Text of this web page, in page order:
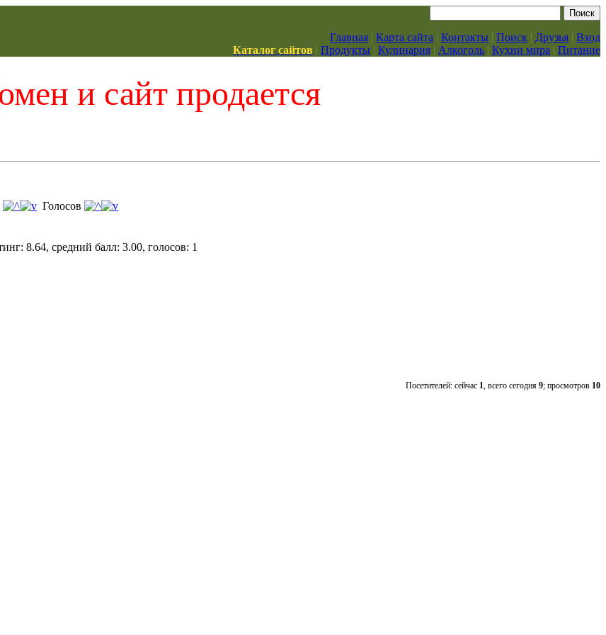
Главная | Карта сайта | Контакты | Поиск | Друзья | Вход
Каталог сайтов | Продукты | Кулинария | Алкоголь | Кухни мира | Питание
и сайт продается
Голосов
8.64, средний балл: 3.00, голосов: 1
Посетителей: сейчас 1, всего сегодня 9; просмотров 10